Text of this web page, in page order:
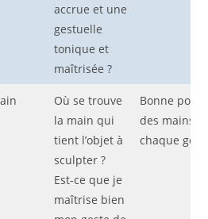
accrue et une
gestuelle
tonique et
maîtrisée ?
Où se trouve
la main qui
tient l’objet à
sculpter ?
Est-ce que je
maîtrise bien
Bonne
des mains
chaque